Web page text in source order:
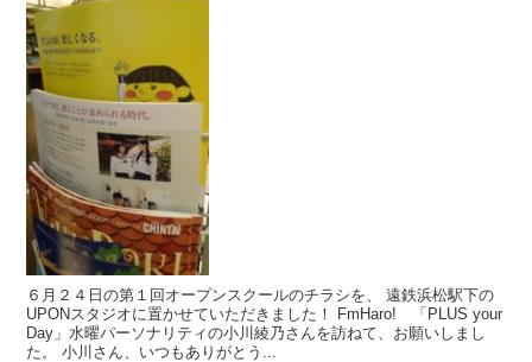
６月２４日の第１回オープンスクールのチラシを、 遠鉄浜松駅下の
UPONスタジオに置かせていただきました！ FmHaro! 「PLUS your
Day」水曜パーソナリティの小川綾乃さんを訪ねて、お願いしまし
た。 小川さん、いつもありがとう...